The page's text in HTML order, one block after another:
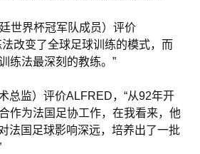
世界杯冠军队成员）评价
改变了全球足球训练的模式，而
练法最深刻的教练。”
总监）评价ALFRED，“从92年开
作为法国足协工作，在我看来，他
法国足球影响深远，培养出了一批